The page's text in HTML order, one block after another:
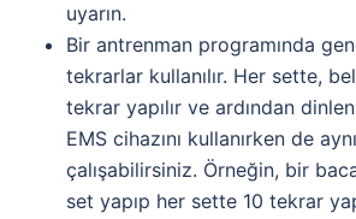
uyarın.
Bir antrenman programında
tekrarlar kullanılır. Her sette,
tekrar yapılır ve ardından
EMS cihazını kullanırken de
çalışabilirsiniz. Örneğin, bir
set yapıp her sette 10 tekrar